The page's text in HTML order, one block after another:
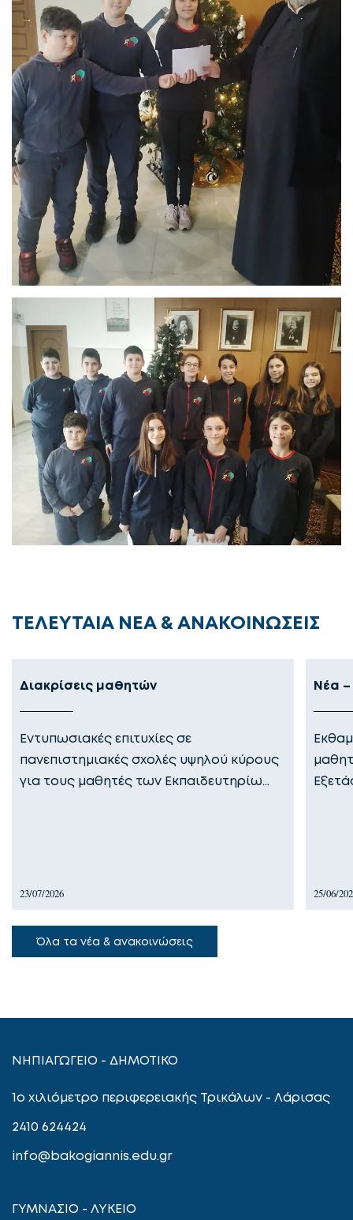
ΤΕΛΕΥΤΑΙΑ ΝΕΑ & ΑΝΑΚΟΙΝΩΣΕΙΣ
Διακρίσεις μαθητών
Εντυπωσιακές επιτυχίες σε
πανεπιστημιακές σχολές υψηλού κύρους
για τους μαθητές των Εκπαιδευτηρίω…
23/07/2026
Νέα –
25/06/
Όλα τα νέα & ανακοινώσεις
ΝΗΠΙΑΓΩΓΕΙΟ - ΔΗΜΟΤΙΚΟ
1ο χιλιόμετρο περιφερειακής Τρικάλων - Λάρισας
2410 624424
info@bakogiannis.edu.gr
ΓΥΜΝΑΣΙΟ - ΛΥΚΕΙΟ